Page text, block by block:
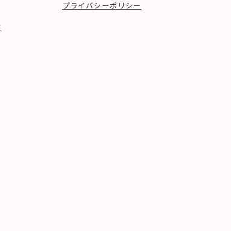
プライバシーポリシー